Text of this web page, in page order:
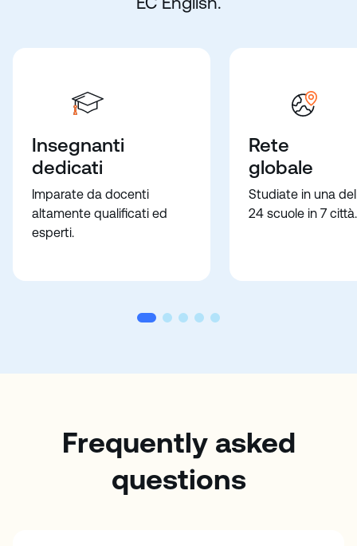
Insegnanti
dedicati
Imparate da docenti
altamente qualificati ed
esperti.
Rete
globale
Studiate in una
24 scuole in 7 città.
Frequently asked
questions